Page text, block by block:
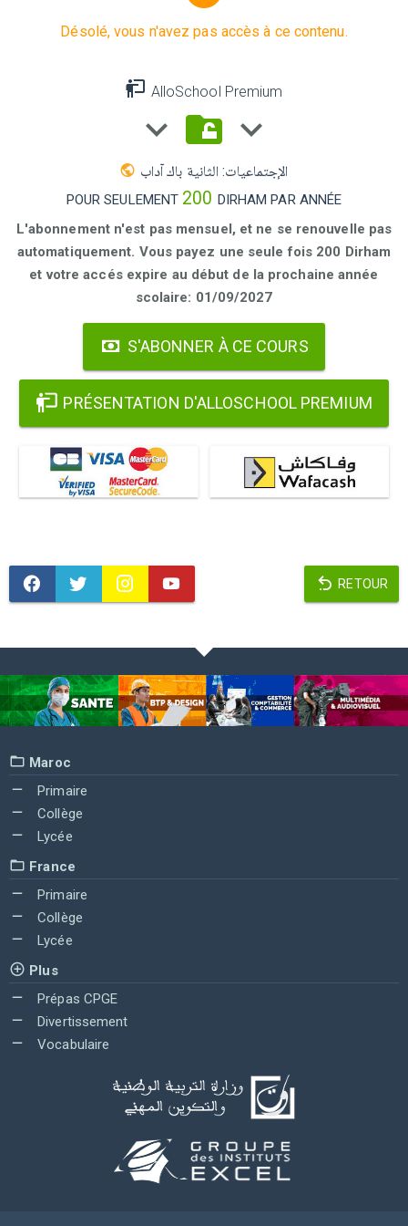
Désolé, vous n'avez pas accès à ce contenu.
AlloSchool Premium
الإجتماعيات: الثانية باك آداب
POUR SEULEMENT 200 DIRHAM PAR ANNÉE
L'abonnement n'est pas mensuel, et ne se renouvelle pas
automatiquement. Vous payez une seule fois 200 Dirham
et votre accés expire au début de la prochaine année
scolaire: 01/09/2027
S'ABONNER À CE COURS
PRÉSENTATION D'ALLOSCHOOL PREMIUM
RETOUR
Maroc
Primaire
Collège
Lycée
France
Primaire
Collège
Lycée
Plus
Prépas CPGE
Divertissement
Vocabulaire